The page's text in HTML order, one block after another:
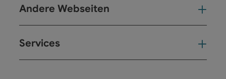
Andere Webseiten
Services